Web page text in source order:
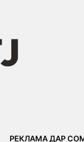
РЕКЛАМА ДАР